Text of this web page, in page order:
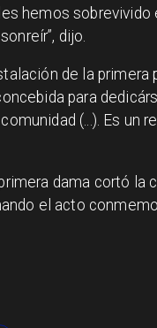
hemos sobrevivido
dijo.
de la primera
para
(...). Es un
dama cortó la
el acto